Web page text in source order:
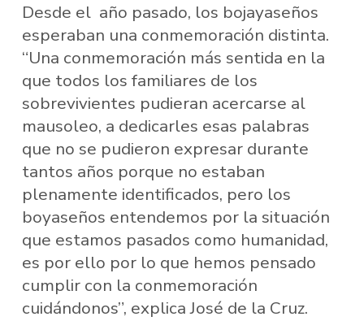
Desde el año pasado, los bojayaseños
esperaban una conmemoración distinta.
“Una conmemoración más sentida en la
que todos los familiares de los
sobrevivientes pudieran acercarse al
mausoleo, a dedicarles esas palabras
que no se pudieron expresar durante
tantos años porque no estaban
plenamente identificados, pero los
boyaseños entendemos por la situación
que estamos pasados como humanidad,
es por ello por lo que hemos pensado
cumplir con la conmemoración
cuidándonos”, explica José de la Cruz.